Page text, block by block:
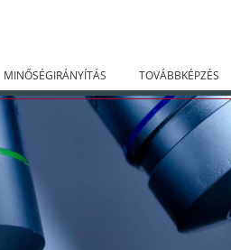
MINŐSÉGIRÁNYÍTÁS TOVÁBBKÉPZÉS